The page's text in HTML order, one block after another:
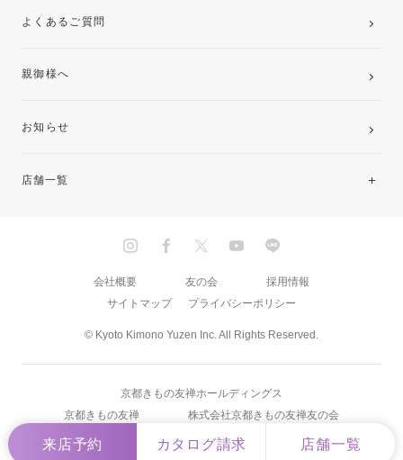
来店予約 カタログ請求 店舗一覧
よくあるご質問
親御様へ
お知らせ
店舗一覧
九州
© Kyoto Kimono Yuzen Inc. All Rights Reserved.
会社概要 友の会
採用情報
サイトマップ
プライバシーポリシー
京都きもの友禅ホールディングス
京都きもの友禅
株式会社京都きもの友禅友の会